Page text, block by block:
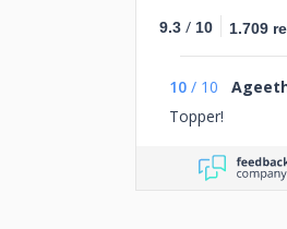
9.3 / 10 1.709
10 / 10
Topper!